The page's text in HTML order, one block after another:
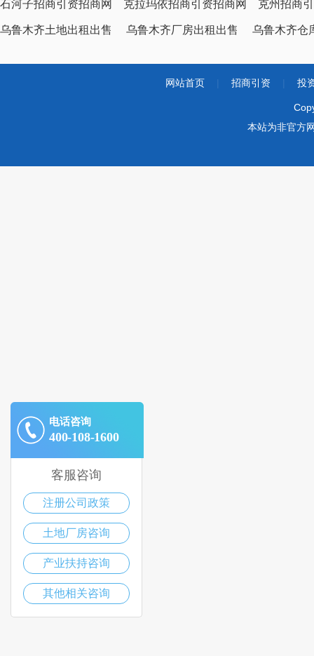
石河子招商引资招商网 克拉玛依招商引资招商网 克州招商
乌鲁木齐土地出租出售 乌鲁木齐厂房出租出售 乌鲁木齐仓
网站首页 招商引资 投
本站为非官方
电话咨询
400-108-1600
客服咨询
注册公司政策
土地厂房咨询
产业扶持咨询
其他相关咨询